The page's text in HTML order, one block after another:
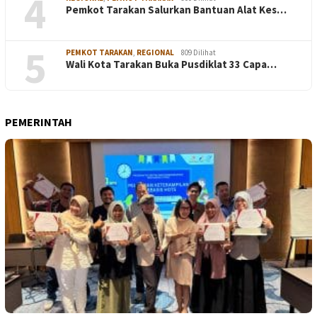
4 Pemkot Tarakan Salurkan Bantuan Alat Kes…
5 PEMKOT TARAKAN, REGIONAL 809 Dilihat
Wali Kota Tarakan Buka Pusdiklat 33 Capa…
PEMERINTAH